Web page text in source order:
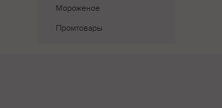
Мороженое
Промтовары